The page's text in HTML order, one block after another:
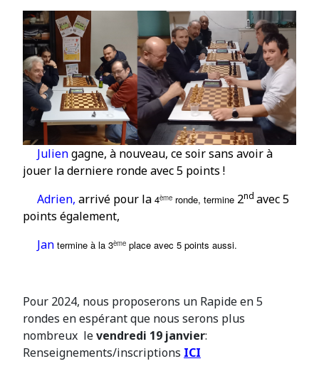
Juliengagne, à nouveau, ce soir sans avoir à
jouer la derniere rondeavec 5 points !
Adrien, arrivé pour la 4ème ronde, termine 2nd avec 5
points également,
Jan termine à la 3ème place avec 5 points aussi.
Pour 2024, nous proposerons un Rapide en 5
rondes en espérant que nous serons plus
nombreux levendredi 19 janvier:
Renseignements/inscriptions ICI